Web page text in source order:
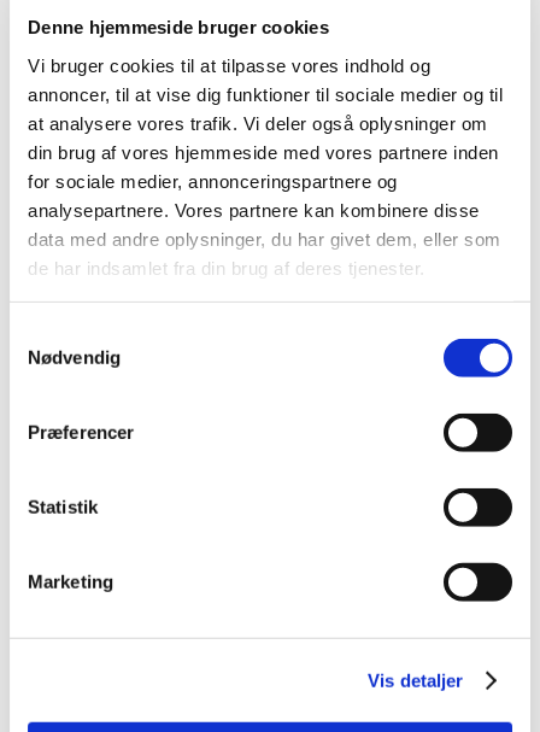
Denne hjemmeside bruger cookies
Vi bruger cookies til at tilpasse vores indhold og
annoncer, til at vise dig funktioner til sociale medier og til
at analysere vores trafik. Vi deler også oplysninger om
din brug af vores hjemmeside med vores partnere inden
for sociale medier, annonceringspartnere og
analysepartnere. Vores partnere kan kombinere disse
data med andre oplysninger, du har givet dem, eller som
de har indsamlet fra din brug af deres tjenester.
Nødvendig
Præferencer
Statistik
Marketing
Vis detaljer
den 2. - 8. september i Vartov.
Festivalen Himmelblå arrangeres af
Grundtvigsk Forum. Vil du vide mere